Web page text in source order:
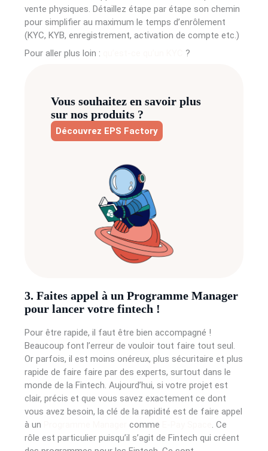
vente physiques. Détaillez étape par étape son chemin
pour simplifier au maximum le temps d’enrôlement
(KYC, KYB, enregistrement, activation de compte etc.)
Pour aller plus loin :
?
Vous souhaitez en savoir plus
sur nos produits ?
Découvrez EPS Factory
3. Faites appel à un Programme Manager
pour lancer votre fintech !
Pour être rapide, il faut être bien accompagné !
Beaucoup font l’erreur de vouloir tout faire tout seul.
Or parfois, il est moins onéreux, plus sécuritaire et plus
rapide de faire faire par des experts, surtout dans le
monde de la Fintech. Aujourd’hui, si votre projet est
clair, précis et que vous savez exactement ce dont
vous avez besoin, la clé de la rapidité est de faire appel
à un
comme
. Ce
rôle est particulier puisqu’il s’agit de Fintech qui créent